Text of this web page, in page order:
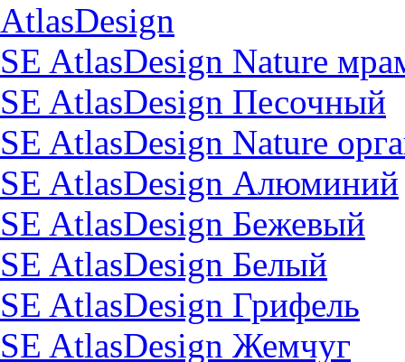
AtlasDesign
SE AtlasDesign Nature
SE AtlasDesign Песочный
SE AtlasDesign Nature
SE AtlasDesign Алюминий
SE AtlasDesign Бежевый
SE AtlasDesign Белый
SE AtlasDesign Грифель
SE AtlasDesign Жемчуг